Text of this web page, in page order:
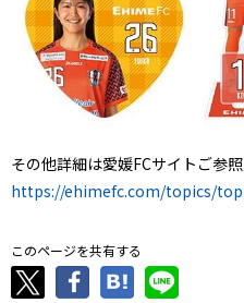
その他詳細は愛媛FCサイトご参照
https://ehimefc.com/topics/
このページを共有する